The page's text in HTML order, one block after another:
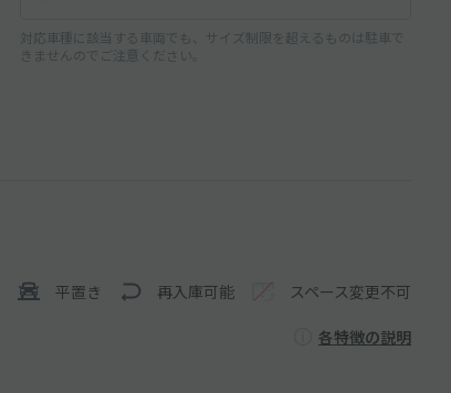
対応車種に該当する車両でも、サイズ制限を超えるものは駐車で
きませんのでご注意ください。
平置き 再入庫可能 スペース変更不可
各特徴の説明